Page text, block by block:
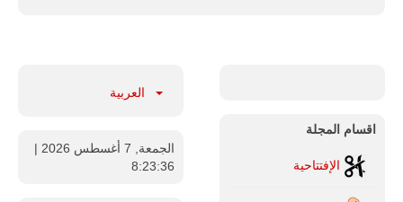
اقسام المجلة
الإفتتاحية
العربية
الجمعة, 7 أغسطس 2026
|
8:23:37